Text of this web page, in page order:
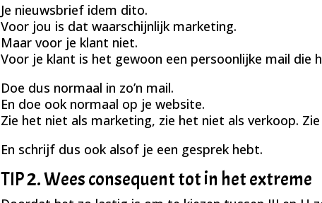
Je nieuwsbrief idem dito.
Voor jou is dat waarschijnlijk marketing.
Maar voor je klant niet.
Voor je klant is het gewoon een persoonlijke mail die
Doe dus normaal in zo’n mail.
En doe ook normaal op je website.
Zie het niet als marketing, zie het niet als verkoop.
En schrijf dus ook alsof je een gesprek hebt.
TIP 2. Wees consequent tot in het extreme